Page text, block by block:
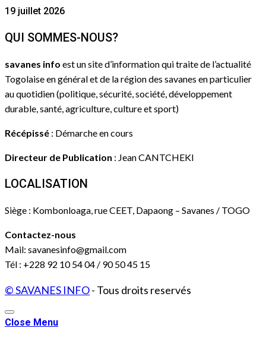
19 juillet 2026
QUI SOMMES-NOUS?
savanes info est un site d’information qui traite de l’actualité
Togolaise en général et de la région des savanes en particulier
au quotidien (politique, sécurité, société, développement
durable, santé, agriculture, culture et sport)
Récépissé : Démarche en cours
Directeur de Publication : Jean CANTCHEKI
LOCALISATION
Siège : Kombonloaga, rue CEET, Dapaong – Savanes / TOGO
Contactez-nous
Mail: savanesinfo@gmail.com
Tél : +228 92 10 54 04 / 90 50 45 15
© SAVANES INFO- Tous droits reservés
Close Menu